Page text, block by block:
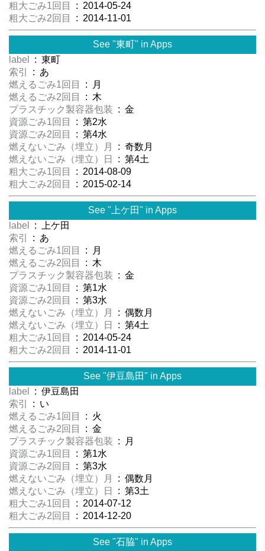
粗大ごみ1回目
: 2014-05-24
粗大ごみ2回目
: 2014-11-01
See "東町" in Apps
label
: 東町
索引
: あ
燃えるごみ1回目
: 月
燃えるごみ2回目
: 木
プラスチック製容器包装 : 金
資源ごみ1回目
: 第2水
資源ごみ2回目
: 第4水
燃えないごみ（埋立）月
: 奇数月
燃えないごみ（埋立）日
: 第4土
粗大ごみ1回目
: 2014-08-09
粗大ごみ2回目
: 2015-02-14
See "上ケ田" in Apps
label
: 上ケ田
索引
: あ
燃えるごみ1回目
: 月
燃えるごみ2回目
: 木
プラスチック製容器包装 : 金
資源ごみ1回目
: 第1水
資源ごみ2回目
: 第3水
燃えないごみ（埋立）月
: 偶数月
燃えないごみ（埋立）日
: 第4土
粗大ごみ1回目
: 2014-05-24
粗大ごみ2回目
: 2014-11-01
See "伊豆島田" in Apps
label
: 伊豆島田
索引
: い
燃えるごみ1回目
: 火
燃えるごみ2回目
: 金
プラスチック製容器包装 : 月
資源ごみ1回目
: 第1水
資源ごみ2回目
: 第3水
燃えないごみ（埋立）月
: 偶数月
燃えないごみ（埋立）日
: 第3土
粗大ごみ1回目
: 2014-07-12
粗大ごみ2回目
: 2014-12-20
See "石脇" in Apps